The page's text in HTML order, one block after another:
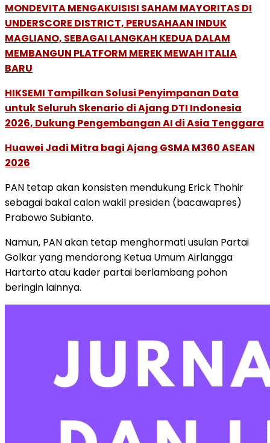
MONDEVITA MENGAKUISISI SAHAM MAYORITAS DI
UNDERSCORE DISTRICT, PERUSAHAAN INDUK
MAGLIANO, SEBAGAI LANGKAH KEDUA DALAM
MEMBANGUN PLATFORM MEREK MEWAH ITALIA
BARU
HIKSEMI Tampilkan Solusi Penyimpanan Data
untuk Seluruh Skenario di Ajang DTI Indonesia
2026, Dukung Pengembangan AI di Asia Tenggara
Huawei Jadi Mitra bagi Ajang GSMA M360 ASEAN
2026
PAN tetap akan konsisten mendukung Erick Thohir
sebagai bakal calon wakil presiden (bacawapres)
Prabowo Subianto.
Namun, PAN akan tetap menghormati usulan Partai
Golkar yang mendorong Ketua Umum Airlangga
Hartarto atau kader partai berlambang pohon
beringin lainnya.